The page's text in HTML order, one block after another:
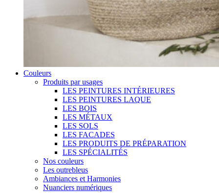
Couleurs
Produits par usages
LES PEINTURES INTÉRIEURES
LES PEINTURES LAQUE
LES BOIS
LES MÉTAUX
LES SOLS
LES FACADES
LES PRODUITS DE PRÉPARATION
LES SPÉCIALITÉS
Nos couleurs
Les outrebleus
Ambiances et Harmonies
Nuanciers numériques